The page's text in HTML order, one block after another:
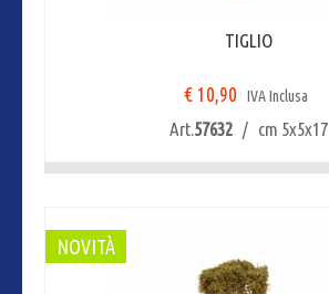
TIGLIO
€ 10,90 IVA Inclusa
Art.57632/ cm 5x5x17
NOVITÀ